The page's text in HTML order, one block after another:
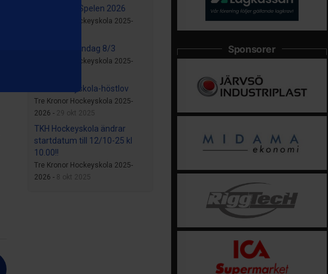
Mulle Meck Spelen 2026
Tre Kronor Hockeyskola 2025-
Inget TKH söndag 8/3
Tre Kronor Hockeyskola 2025-
TKH hockeyskola-höstlov
Tre Kronor Hockeyskola 2025-
2026 - 29 okt 2025
TKH Hockeyskola ändrar
startdatum till 12/10-25 kl
10.00!!
Tre Kronor Hockeyskola 2025-
2026 - 8 okt 2025
Sponsorer